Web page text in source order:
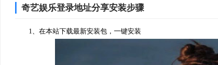
奇艺娱乐登录地址分享安装步骤
1、在本站下载最新安装包，一键安装